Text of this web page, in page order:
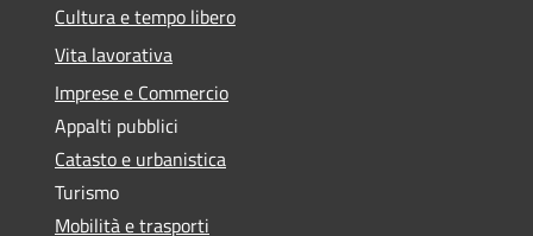
Cultura e tempo libero
Vita lavorativa
Imprese e Commercio
Appalti pubblici
Catasto e urbanistica
Turismo
Mobilità e trasporti